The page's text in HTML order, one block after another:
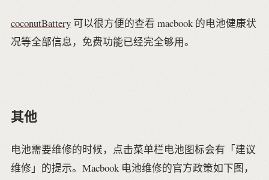
coconutBattery可以很方便的查看 macbook 的电池健康状
况等全部信息，免费功能已经完全够用。
其他
电池需要维修的时候，点击菜单栏电池图标会有「建议
维修」的提示。Macbook 电池维修的官方政策如下图，